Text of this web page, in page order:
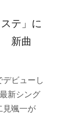
テ」に
新曲
デビューし
新シング
見颯一が